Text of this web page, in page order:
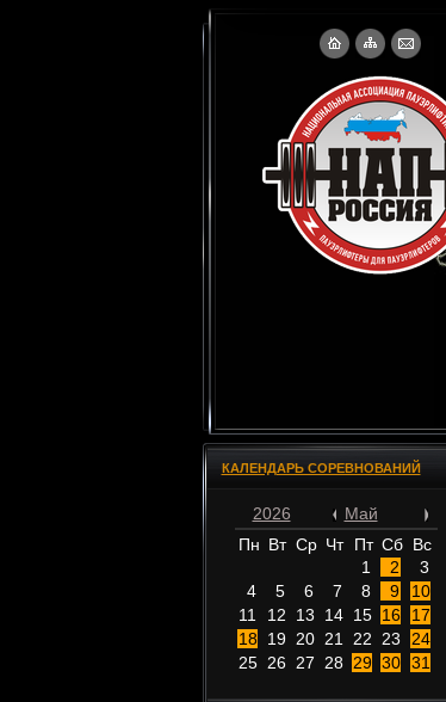
КАЛЕНДАРЬ СОРЕВНОВАНИЙ
2026
Май
Пн Вт Ср Чт Пт Сб Вс
1
2
3
4
5 6 7 8 9
10
11
12 13 14 15 16
17
18 19 20 21 22 23
24
25 26 27 28 29 30 31